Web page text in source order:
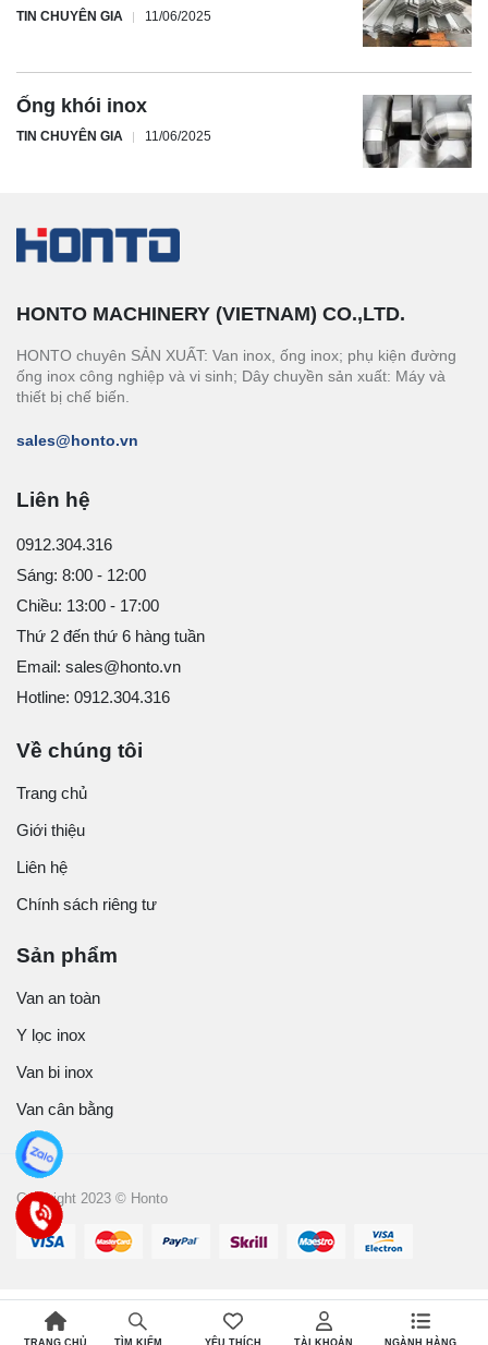
TIN CHUYÊN GIA 11/06/2025
Ống khói inox
TIN CHUYÊN GIA 11/06/2025
HONTO MACHINERY (VIETNAM) CO.,LTD.
HONTO chuyên SẢN XUẤT: Van inox, ống inox; phụ kiện đường
ống inox công nghiệp và vi sinh; Dây chuyền sản xuất: Máy và
thiết bị chế biến.
sales@honto.vn
Liên hệ
0912.304.316
Sáng: 8:00 - 12:00
Chiều: 13:00 - 17:00
Thứ 2 đến thứ 6 hàng tuần
Email: sales@honto.vn
Hotline: 0912.304.316
Về chúng tôi
Trang chủ
Giới thiệu
Liên hệ
Chính sách riêng tư
Sản phẩm
Van an toàn
Y lọc inox
Van bi inox
Van cân bằng
Copyright 2023 © Honto
TRANG CHỦ TÌM KIẾM YÊU THÍCH TÀI KHOẢN NGÀNH HÀNG